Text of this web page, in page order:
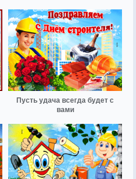
Пусть удача всегда будет с
вами